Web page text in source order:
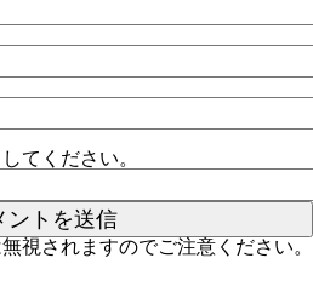
てください。
視されますのでご注意ください。